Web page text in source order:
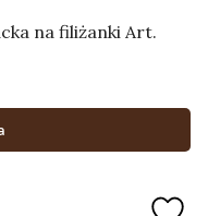
na filiżanki Art.